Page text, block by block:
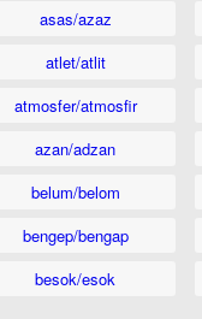
asas/azaz
atlet/atlit
atmosfer/atmosfir
azan/adzan
belum/belom
bengep/bengap
besok/esok